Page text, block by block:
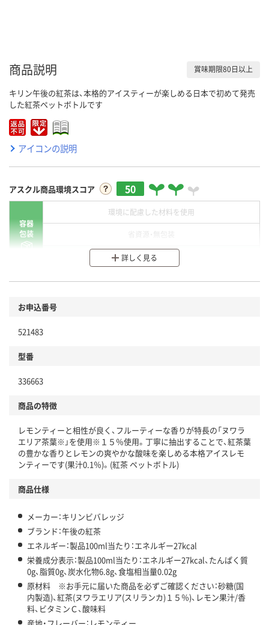
商品説明 賞味期限80日以上
キリン午後の紅茶は、本格的アイスティーが楽しめる日本で初めて発売
した紅茶ペットボトルです
アイコンの説明
アスクル商品環境スコア 50
容器
包装
環境に配慮した材料を使用
分別・リサイクルしやすい設計
本体
仕組
この商品の環境配慮ポイントです。下記商品詳細「
アスクル商品環境スコア詳細／加点項目
」で確認できます。
詳しく見る
お申込番号
521483
型番
336663
商品の特徴
レモンティーと相性が良く、フルーティーな香りが特長の「ヌワラ
エリア茶葉※」を使用※１５％使用。丁寧に抽出することで、紅茶葉
の豊かな香りとレモンの爽やかな酸味を楽しめる本格アイスレモ
ンティーです(果汁0.1％)。(紅茶 ペットボトル)
商品仕様
メーカー：キリンビバレッジ
ブランド：午後の紅茶
エネルギー：製品100ml当たり：エネルギー27kcal
栄養成分表示：製品100ml当たり：エネルギー27kcal、たんぱく質
0g、脂質0g、炭水化物6.8g、食塩相当量0.02g
原材料 ※お手元に届いた商品を必ずご確認ください：砂糖(国
内製造)、紅茶(ヌワラエリア(スリランカ)１５％)、レモン果汁/香
料、ビタミンＣ、酸味料